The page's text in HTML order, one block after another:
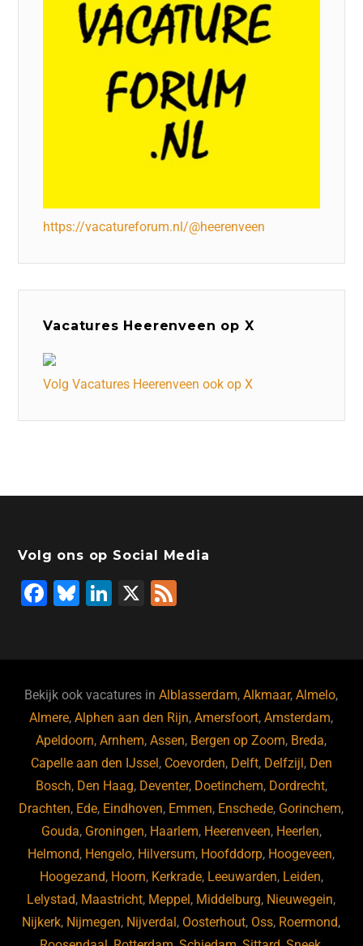
https://vacatureforum.nl/@heerenveen
Vacatures Heerenveen op X
Volg Vacatures Heerenveen ook op X
Volg ons op Social Media
F
b
o
o
k
Bl
ky
Li
dI
n
X
Bekijk ook vacatures inAlblasserdam,Alkmaar,Almelo,
Almere,Alphen aan den Rijn,Amersfoort,Amsterdam,
Apeldoorn,Arnhem,Assen, Bergen op Zoom, Breda,
Capelle aan den IJssel, Coevorden, Delft, Delfzijl, Den
Bosch, Den Haag, Deventer, Doetinchem, Dordrecht,
Drachten, Ede, Eindhoven, Emmen, Enschede, Gorinchem,
Gouda, Groningen, Haarlem, Heerenveen, Heerlen,
Helmond, Hengelo, Hilversum, Hoofddorp, Hoogeveen,
Hoogezand, Hoorn, Kerkrade, Leeuwarden, Leiden,
Lelystad, Maastricht, Meppel, Middelburg, Nieuwegein,
Nijkerk, Nijmegen, Nijverdal, Oosterhout, Oss, Roermond,